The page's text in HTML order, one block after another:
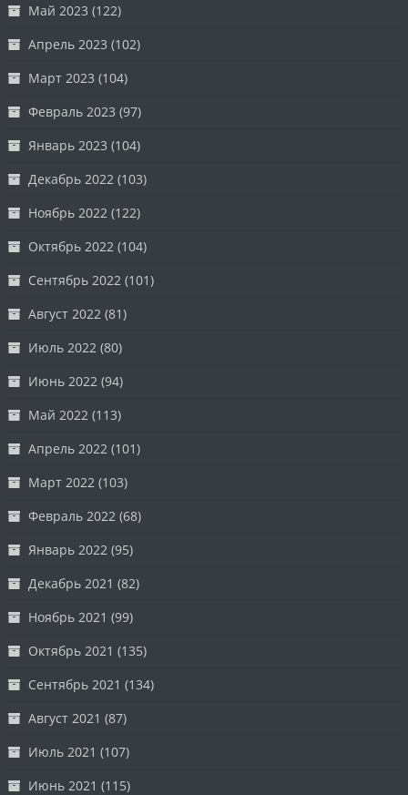
Май 2023 (122)
Апрель 2023 (102)
Март 2023 (104)
Февраль 2023 (97)
Январь 2023 (104)
Декабрь 2022 (103)
Ноябрь 2022 (122)
Октябрь 2022 (104)
Сентябрь 2022 (101)
Август 2022 (81)
Июль 2022 (80)
Июнь 2022 (94)
Май 2022 (113)
Апрель 2022 (101)
Март 2022 (103)
Февраль 2022 (68)
Январь 2022 (95)
Декабрь 2021 (82)
Ноябрь 2021 (99)
Октябрь 2021 (135)
Сентябрь 2021 (134)
Август 2021 (87)
Июль 2021 (107)
Июнь 2021 (115)